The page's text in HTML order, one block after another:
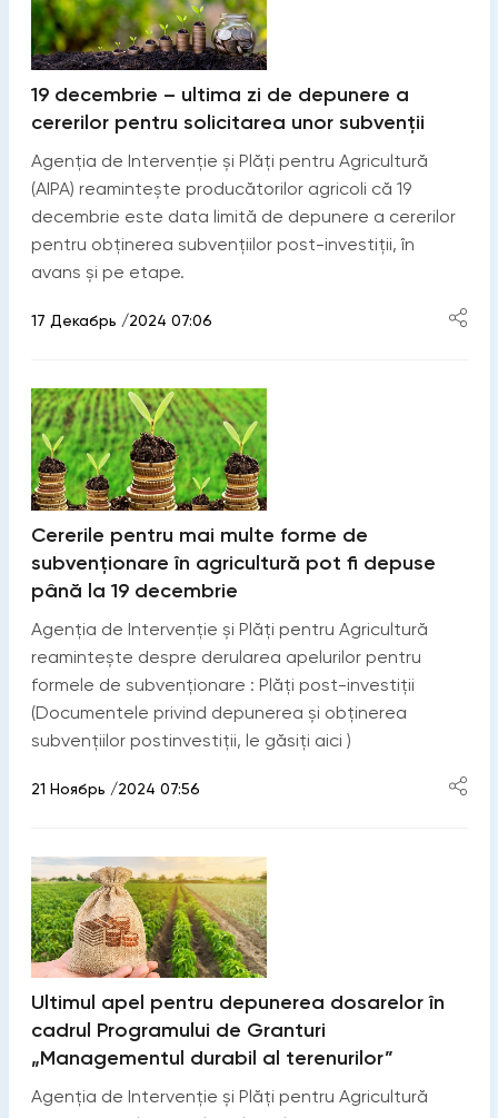
19 decembrie – ultima zi de depunere a
cererilor pentru solicitarea unor subvenții
Agenția de Intervenție și Plăți pentru Agricultură
(AIPA) reamintește producătorilor agricoli că 19
decembrie este data limită de depunere a cererilor
pentru obținerea subvențiilor post-investiții, în
avans și pe etape.
17 Декабрь /2024 07:06
Cererile pentru mai multe forme de
subvenționare în agricultură pot fi depuse
până la 19 decembrie
Agenția de Intervenție și Plăți pentru Agricultură
reamintește despre derularea apelurilor pentru
formele de subvenționare : Plăți post-investiții
(Documentele privind depunerea și obținerea
subvențiilor postinvestiții, le găsiți aici )
21 Ноябрь /2024 07:56
Ultimul apel pentru depunerea dosarelor în
cadrul Programului de Granturi
„Managementul durabil al terenurilor”
Agenția de Intervenție și Plăți pentru Agricultură